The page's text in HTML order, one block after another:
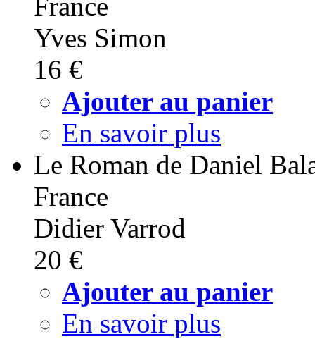
Yves Simon
16 €
Ajouter au panier
En savoir plus
Le Roman de Daniel
France
Didier Varrod
20 €
Ajouter au panier
En savoir plus